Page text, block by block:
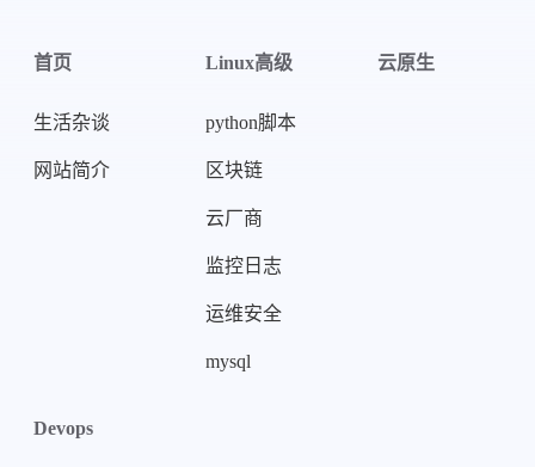
首页
生活杂谈
网站简介
Linux高级
python脚本
区块链
云厂商
监控日志
运维安全
mysql
云原生
Devops